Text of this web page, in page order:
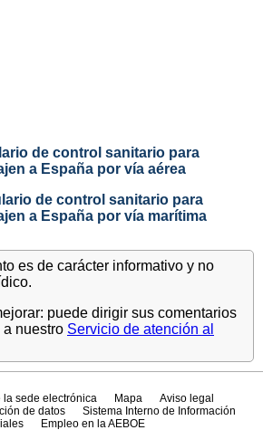
de control sanitario para
a España por vía aérea
de control sanitario para
a España por vía marítima
es de carácter informativo y no
puede dirigir sus comentarios
nuestro Servicio de atención al
la sede electrónica Mapa
Aviso legal
de datos
Sistema Interno de Información
Empleo en la AEBOE